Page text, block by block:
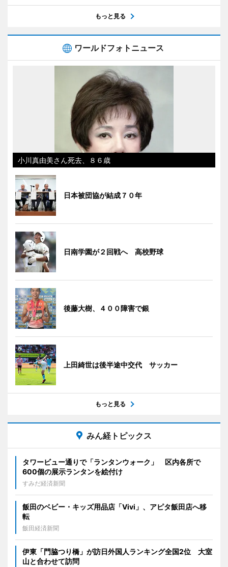
もっと見る
ワールドフォトニュース
小川真由美さん死去、８６歳
日本被団協が結成７０年
日南学園が２回戦へ 高校野球
後藤大樹、４００障害で銀
上田綺世は後半途中交代 サッカー
もっと見る
みん経トピックス
タワービュー通りで「ランタンウォーク」 区内各所で
600個の展示ランタンを絵付け
すみだ経済新聞
飯田のベビー・キッズ用品店「Vivi」、アピタ飯田店へ移
転
飯田経済新聞
伊東「門脇つり橋」が訪日外国人ランキング全国2位 大室
山と合わせて訪問